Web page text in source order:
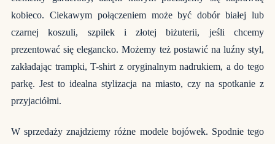
kobieco. Ciekawym połączeniem może być dobór białej lub
czarnej koszuli, szpilek i złotej biżuterii, jeśli chcemy
prezentować się elegancko. Możemy też postawić na luźny styl,
zakładając trampki, T-shirt z oryginalnym nadrukiem, a do tego
parkę. Jest to idealna stylizacja na miasto, czy na spotkanie z
przyjaciółmi.
W sprzedaży znajdziemy różne modele bojówek. Spodnie tego